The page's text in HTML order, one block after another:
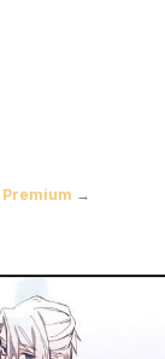
Premium →